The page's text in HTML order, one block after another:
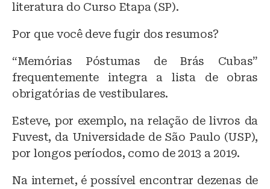
literatura do Curso Etapa (SP).
Por que você deve fugir dos resumos?
“Memórias Póstumas de Brás Cubas”
frequentemente integra a lista de obras
obrigatórias de vestibulares.
Esteve, por exemplo, na relação de livros da
Fuvest, da Universidade de São Paulo (USP),
por longos períodos, como de 2013 a 2019.
Na internet, é possível encontrar dezenas de